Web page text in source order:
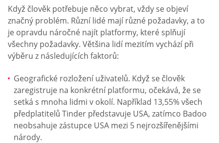
Když člověk potřebuje něco vybrat, vždy se objeví
značný problém. Různí lidé mají různé požadavky, a to
je opravdu náročné najít platformy, které splňují
všechny požadavky. Většina lidí mezitím vychází při
výběru z následujících faktorů:
Geografické rozložení uživatelů. Když se člověk
zaregistruje na konkrétní platformu, očekává, že se
setká s mnoha lidmi v okolí. Například 13,55% všech
předplatitelů Tinder představuje USA, zatímco Badoo
neobsahuje zástupce USA mezi 5 nejrozšířenějšími
národy.